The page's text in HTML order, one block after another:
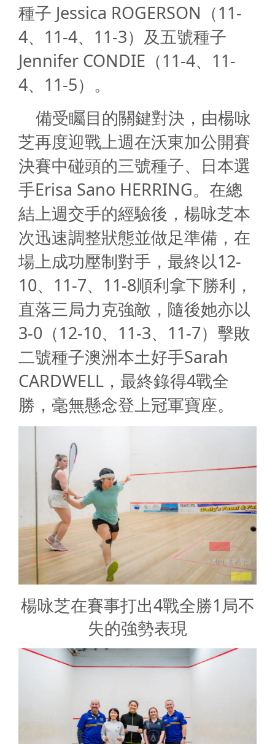
種子 Jessica ROGERSON （ 11-
4、 11-4、 11-3）及五號種子
Jennifer CONDIE （ 11-4、 11-
4、 11-5）。
備受矚目的關鍵對決，由楊咏
芝再度迎戰上週在沃東加公開賽
決賽中碰頭的三號種子、日本選
手Erisa Sano HERRING。在總
結上週交手的經驗後，楊咏芝本
次迅速調整狀態並做足準備，在
場上成功壓制對手，最終以12-
10、 11-7、 11-8順利拿下勝利，
直落三局力克強敵，隨後她亦以
3-0 （ 12-10、 11-3、 11-7）擊敗
二號種子澳洲本土好手Sarah
CARDWELL ，最終錄得4戰全
勝，毫無懸念登上冠軍寶座。
楊咏芝在賽事打出4戰全勝1局不
失的強勢表現